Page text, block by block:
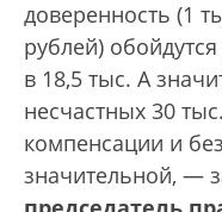
доверенность (1
рублей)
в 18,5 тыс. А
несчастных 30
компенсации и
значительной, —